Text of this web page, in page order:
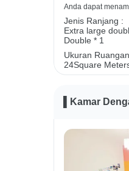
Anda dapat
Jenis Ranjang :
Extra large
Double * 1
Ukuran
24Square
▌Kamar